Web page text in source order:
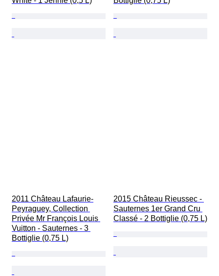
2011 Château Lafaurie-
Peyraguey, Collection
Privée Mr François Louis
Vuitton - Sauternes - 3
Bottiglie (0,75 L)
2015 Château Rieussec -
Sauternes 1er Grand Cru
Classé - 2 Bottiglie (0,75 L)